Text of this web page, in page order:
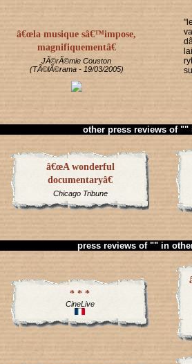
â€œla musique sâ€™impose,
magnifiquementâ€
JÃ©rÃ©mie Couston
(TÃ©lÃ©rama - 19/03/2005)
other press reviews of
â€œA wonderful
documentaryâ€
Chicago Tribune
press reviews of "" in
* * *
CineLive